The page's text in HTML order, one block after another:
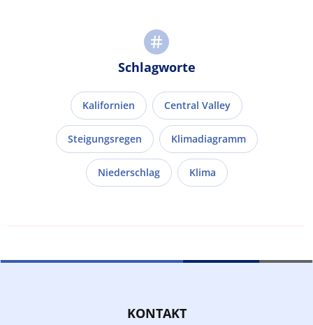
Schlagworte
Kalifornien Central Valley
Steigungsregen Klimadiagramm
Niederschlag Klima
KONTAKT